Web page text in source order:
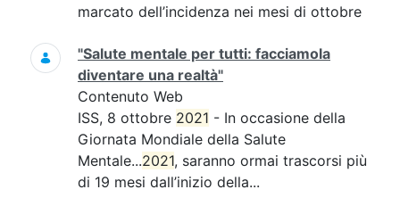
marcato dell’incidenza nei mesi di ottobre
"Salute mentale per tutti: facciamola
diventare una realtà"
Contenuto Web
ISS, 8 ottobre 2021 - In occasione della
Giornata Mondiale della Salute
Mentale...2021, saranno ormai trascorsi più
di 19 mesi dall’inizio della...